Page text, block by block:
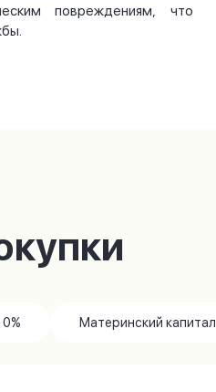
повреждениям, что
Материнский капитал